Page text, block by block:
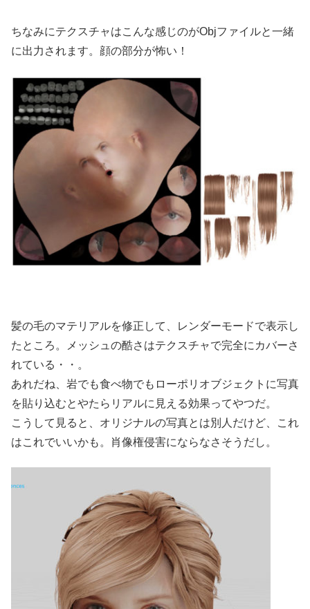
ちなみにテクスチャはこんな感じのがObjファイルと一緒
に出力されます。顔の部分が怖い！
髪の毛のマテリアルを修正して、レンダーモードで表示し
たところ。メッシュの酷さはテクスチャで完全にカバーさ
れている・・。
あれだね、岩でも食べ物でもローポリオブジェクトに写真
を貼り込むとやたらリアルに見える効果ってやつだ。
こうして見ると、オリジナルの写真とは別人だけど、これ
はこれでいいかも。肖像権侵害にならなさそうだし。